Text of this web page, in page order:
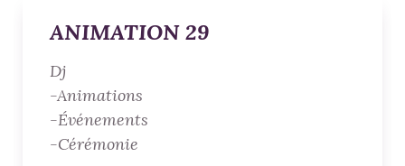
ANIMATION 29
Dj
-Animations
-Événements
-Cérémonie